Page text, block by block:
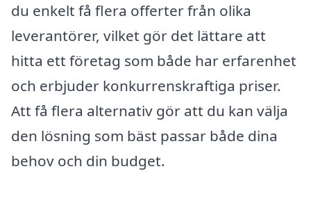
du enkelt få flera offerter från olika
leverantörer, vilket gör det lättare att
hitta ett företag som både har erfarenhet
och erbjuder konkurrenskraftiga priser.
Att få flera alternativ gör att du kan välja
den lösning som bäst passar både dina
behov och din budget.